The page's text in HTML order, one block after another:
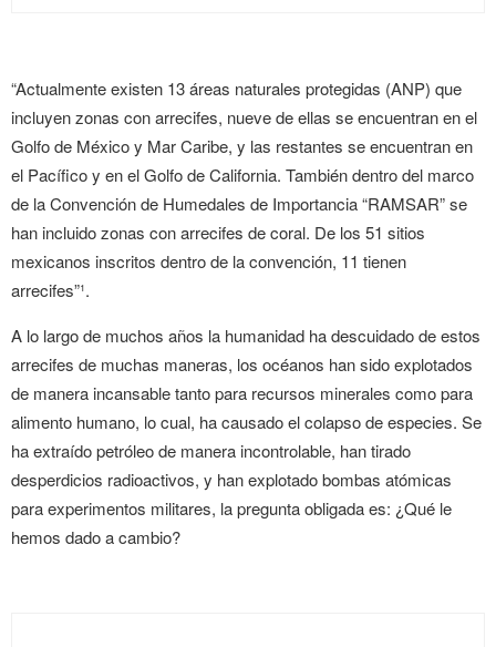
“Actualmente existen 13 áreas naturales protegidas (ANP) que
incluyen zonas con arrecifes, nueve de ellas se encuentran en el
Golfo de México y Mar Caribe, y las restantes se encuentran en
el Pacífico y en el Golfo de California. También dentro del marco
de la Convención de Humedales de Importancia “RAMSAR” se
han incluido zonas con arrecifes de coral. De los 51 sitios
mexicanos inscritos dentro de la convención, 11 tienen
arrecifes”¹.
A lo largo de muchos años la humanidad ha descuidado de estos
arrecifes de muchas maneras, los océanos han sido explotados
de manera incansable tanto para recursos minerales como para
alimento humano, lo cual, ha causado el colapso de especies. Se
ha extraído petróleo de manera incontrolable, han tirado
desperdicios radioactivos, y han explotado bombas atómicas
para experimentos militares, la pregunta obligada es: ¿Qué le
hemos dado a cambio?